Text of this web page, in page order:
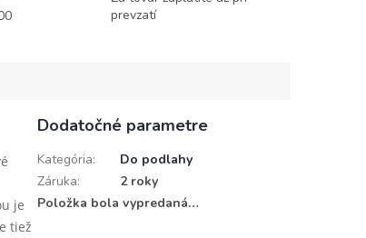
prevzatí
je
tiež
Dodatočné parametre
Kategória:
Do podlahy
Záruka:
2 roky
Položka bola vypredaná…